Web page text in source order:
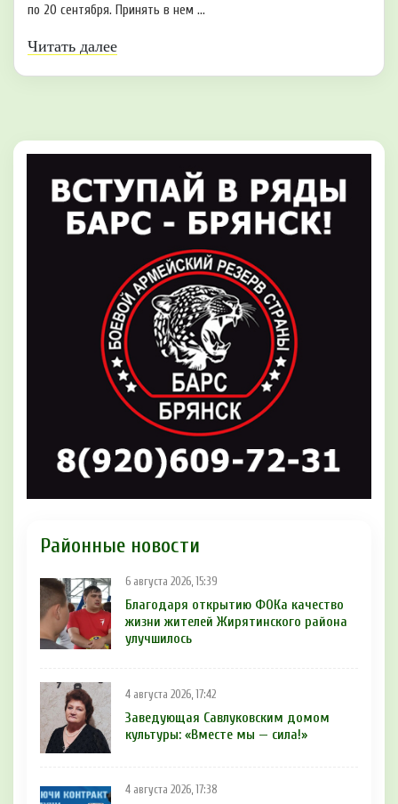
по 20 сентября. Принять в нем ...
Читать далее
Районные новости
6 августа 2026, 15:39
Благодаря открытию ФОКа качество
жизни жителей Жирятинского района
улучшилось
4 августа 2026, 17:42
Заведующая Савлуковским домом
культуры: «Вместе мы — сила!»
4 августа 2026, 17:38